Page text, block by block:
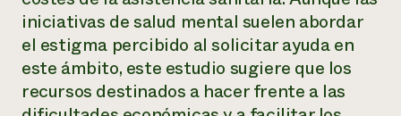
Internship Hub
Buscar prácticas
Contratar a un becario
DONAR AHORA
iniciativas de salud mental suelen abordar
el estigma percibido al solicitar ayuda en
este ámbito, este estudio sugiere que los
recursos destinados a hacer frente a las